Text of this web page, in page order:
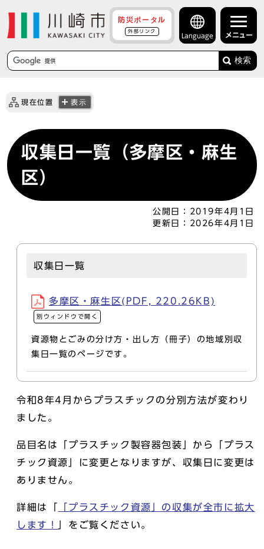
防災ポータル
外部リンク
Language メニュー
検索
現在位置 表示
収集日一覧（多摩区・麻生
区）
公開日：
2019年4月1日
更新日：
2026年4月1日
収集日一覧
多摩区・麻生区(PDF, 220.26KB)
別ウィンドウで開く
資源物とごみの分け方・出し方（冊子）の地域別収
集日一覧のページです。
令和8年4月からプラスチックの分別方法が変わり
ました。
品目名は「プラスチック製容器包装」から「プラス
チック資源」に変更となりますが、収集日に変更は
ありません。
詳細は「
「プラスチック資源」の収集が全市に拡大
します！
」をご覧ください。